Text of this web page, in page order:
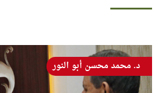
د. محمد محسن أبو النور